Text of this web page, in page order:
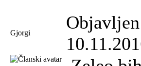
Gjorgi
Objavljen